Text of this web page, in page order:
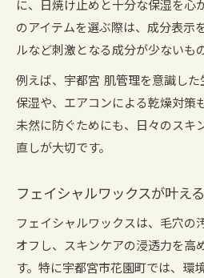
に、日焼け止めと十分な保湿を心
のアイテムを選ぶ際は、成分表示
ルなど刺激となる成分が少ないも
例えば、宇都宮 肌管理を意識し
保湿や、エアコンによる乾燥対策
未然に防ぐためにも、日々のスキ
直しが大切です。
フェイシャルワックスが叶え
フェイシャルワックスは、毛穴の
オフし、スキンケアの浸透力を高
す。特に宇都宮市花園町では、環